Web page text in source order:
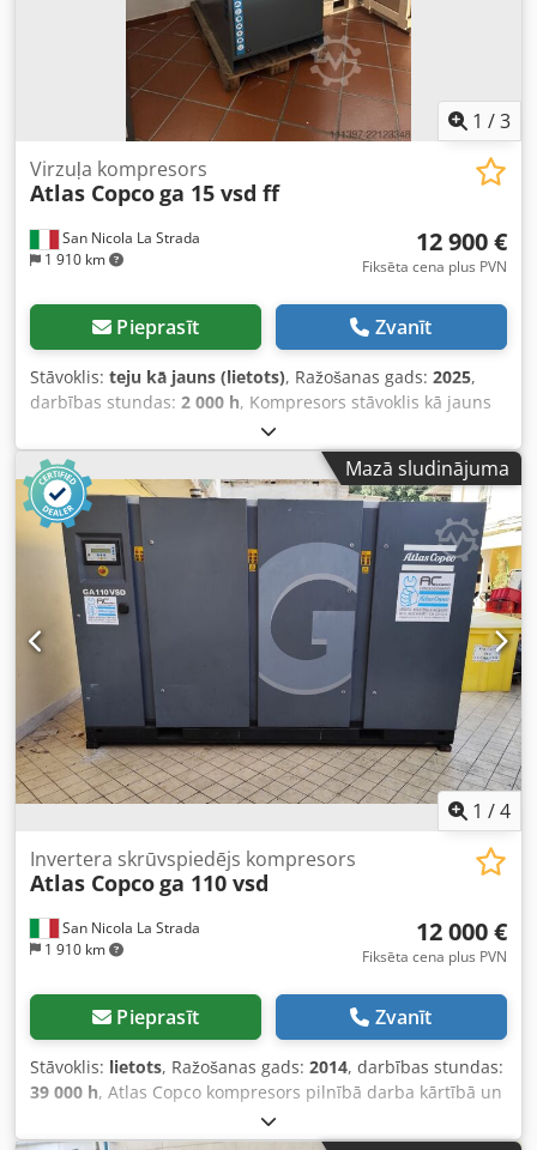
1 /3
San Nicola La Strada
1 910 km
Virzuļa kompresors
Atlas Copcoga 15 vsd ff
12 900 €
Fiksēta cena plus PVN
Pieprasīt Zvanīt
Stāvoklis: teju kā jauns (lietots), Ražošanas gads: 2025,
darbības stundas: 2 000 h, Kompresors stāvoklis kā jauns
(demonstrācijas kompresors), tikai 2000 darba stundas.
Mēs esam oficiālie dīleri. Jauna iekārtas kataloga cena: 32
074 eiro. Galvenās īpašības: Maksimālais spiediens: 10 bar
Jauda: 15 kW / 20 ZS Codpfxezdf Iye Amujrf Ražība: 2940
litri/minūtē
Mazā sludinājuma
1 /4
San Nicola La Strada
1 910 km
Invertera skrūvspiedējs kompresors
Atlas Copcoga 110 vsd
12 000 €
Fiksēta cena plus PVN
Pieprasīt Zvanīt
Stāvoklis: lietots, Ražošanas gads: 2014, darbības stundas:
39 000 h, Atlas Copco kompresors pilnībā darba kārtībā un
kluss (mēs esam oficiālie dīleri). Galvenās īpašības: Maks.
spiediens: 10 bar Plūsmas ātrums: 19200 l/min Jauda: 110